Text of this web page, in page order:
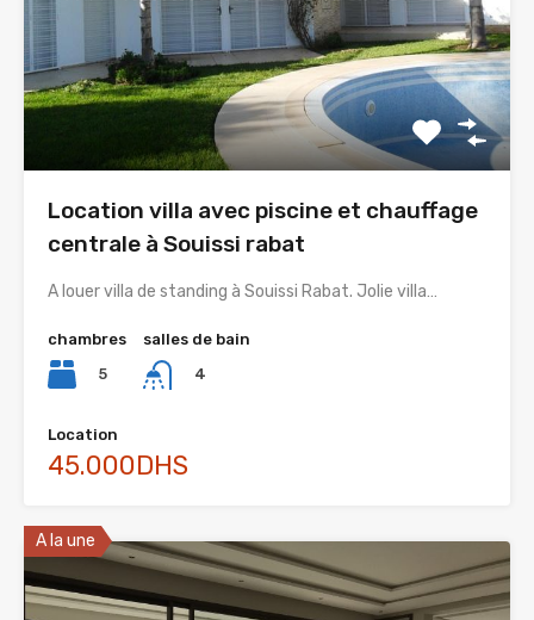
Location villa avec piscine et chauffage
centrale à Souissi rabat
A louer villa de standing à Souissi Rabat. Jolie villa…
chambres
5
salles de bain
4
Location
45.000DHS
A la une